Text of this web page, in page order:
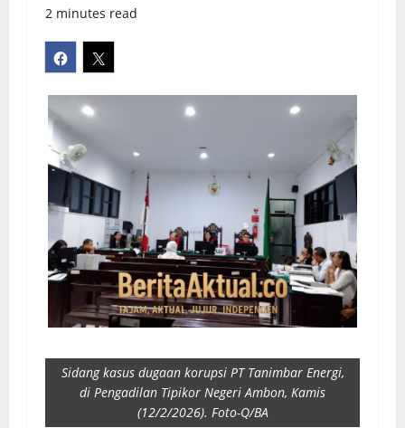
2 minutes read
Sidang kasus dugaan korupsi PT Tanimbar Energi,
di Pengadilan Tipikor Negeri Ambon, Kamis
(12/2/2026). Foto-Q/BA